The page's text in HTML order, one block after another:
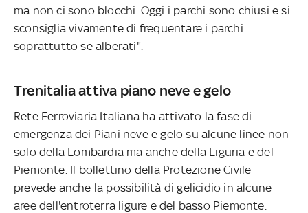
ma non ci sono blocchi. Oggi i parchi sono chiusi e si
sconsiglia vivamente di frequentare i parchi
soprattutto se alberati".
Trenitalia attiva piano neve e gelo
Rete Ferroviaria Italiana ha attivato la fase di
emergenza dei Piani neve e gelo su alcune linee non
solo della Lombardia ma anche della Liguria e del
Piemonte. Il bollettino della Protezione Civile
prevede anche la possibilità di gelicidio in alcune
aree dell'entroterra ligure e del basso Piemonte.